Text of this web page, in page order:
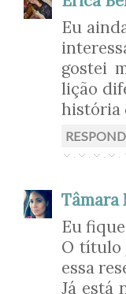
Eu
gostei
lição
história
Tâmara
Eu
O título
essa
Já está